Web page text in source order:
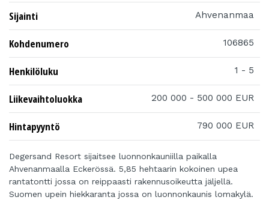
Sijainti Ahvenanmaa
Kohdenumero 106865
Henkilöluku 1 - 5
Liikevaihtoluokka 200 000 - 500 000 EUR
Hintapyyntö 790 000 EUR
Degersand Resort sijaitsee luonnonkauniilla paikalla
Ahvenanmaalla Eckerössä. 5,85 hehtaarin kokoinen upea
rantatontti jossa on reippaasti rakennusoikeutta jäljellä.
Suomen upein hiekkaranta jossa on luonnonkaunis lomakylä.